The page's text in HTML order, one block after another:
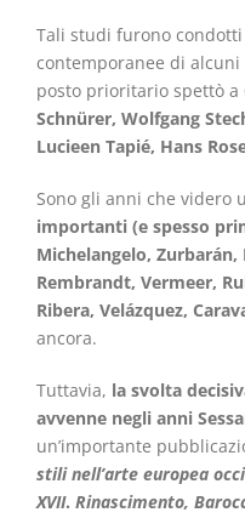
Tali studi furono
contemporanee di
posto prioritario spettò a
Schnürer, Wolfgang
Lucieen Tapié, Hans
Sono gli anni che videro
importanti (e spesso
Michelangelo, Zurbarán,
Rembrandt, Vermeer,
Ribera, Velázquez,
ancora.
Tuttavia, la svolta
avvenne negli anni
un’importante
stili nell’arte europea
XVII. Rinascimento,